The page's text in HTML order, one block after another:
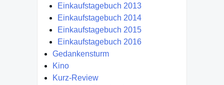
Einkaufstagebuch 2013
Einkaufstagebuch 2014
Einkaufstagebuch 2015
Einkaufstagebuch 2016
Gedankensturm
Kino
Kurz-Review